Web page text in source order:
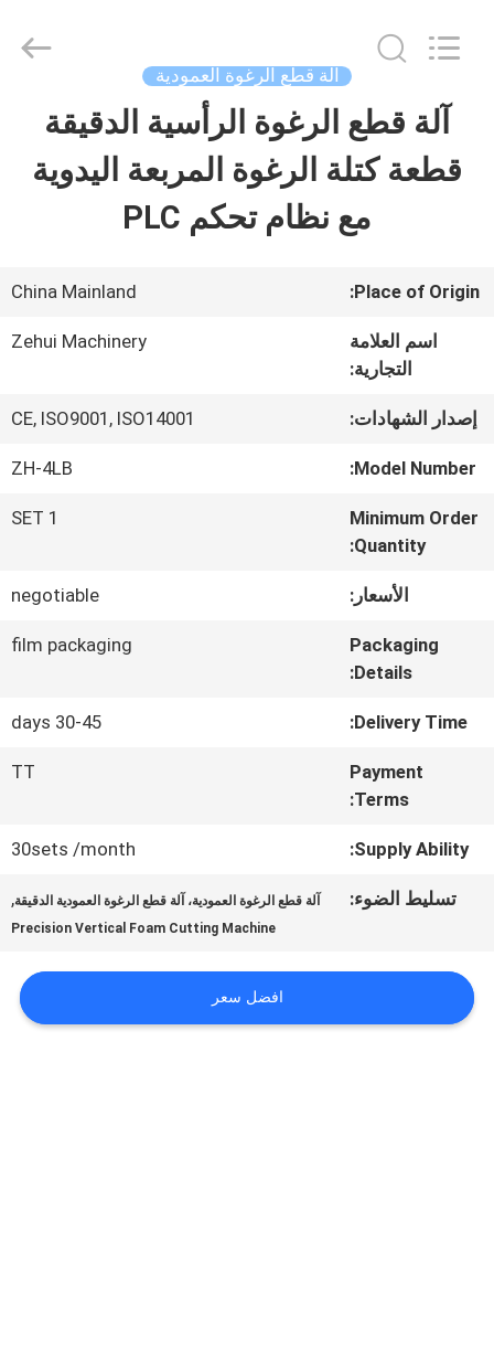
الصفحة
الرئيسية
معلومات
جولة
في
المعمل
مراقبة
الجودة
اطلب
خريطة
machinery
equipment
آلة قطع الرغوة العمودية
آلة قطع الرغوة الرأسية الدقيقة
قطعة كتلة الرغوة المربعة اليدوية
مع نظام تحكم PLC
Place of Origin:
China Mainland
اسم العلامة
التجارية:
Zehui Machinery
إصدار الشهادات: CE, ISO9001, ISO14001
Model Number:
ZH-4LB
Minimum Order
Quantity:
1 SET
الأسعار: negotiable
Packaging
Details:
film packaging
Delivery Time:
30-45 days
Payment
Terms:
TT
Supply Ability:
30sets /month
تسليط الضوء: آلة قطع الرغوة العمودية، آلة قطع الرغوة العمودية الدقيقة,
Precision Vertical Foam Cutting Machine
افضل سعر